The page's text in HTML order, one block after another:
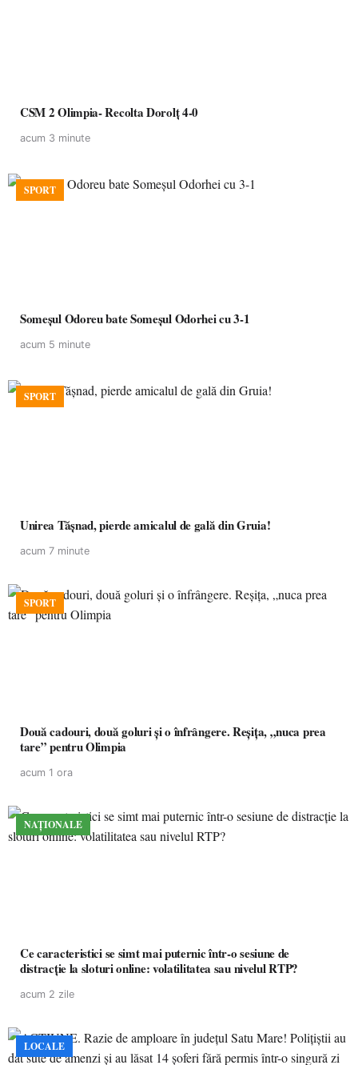
CSM 2 Olimpia- Recolta Dorolț 4-0
acum 3 minute
SPORT
Someșul Odoreu bate Someșul Odorhei cu 3-1
acum 5 minute
SPORT
Unirea Tășnad, pierde amicalul de gală din Gruia!
acum 7 minute
SPORT
Două cadouri, două goluri și o înfrângere. Reșița, „nuca prea
tare” pentru Olimpia
acum 1 ora
NAȚIONALE
Ce caracteristici se simt mai puternic într-o sesiune de
distracție la sloturi online: volatilitatea sau nivelul RTP?
acum 2 zile
LOCALE